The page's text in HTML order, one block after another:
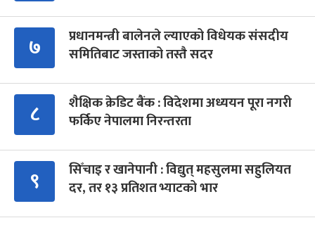
७
प्रधानमन्त्री बालेनले ल्याएको विधेयक संसदीय
समितिबाट जस्ताको तस्तै सदर
८
शैक्षिक क्रेडिट बैंक : विदेशमा अध्ययन पूरा नगरी
फर्किए नेपालमा निरन्तरता
९
सिँचाइ र खानेपानी : विद्युत् महसुलमा सहुलियत
दर, तर १३ प्रतिशत भ्याटको भार